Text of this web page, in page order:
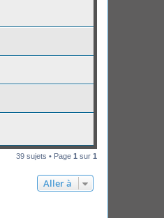
39 sujets • Page 1 sur 1
Aller à